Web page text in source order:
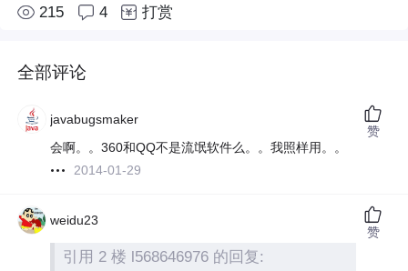
215 4 打赏
全部评论
javabugsmaker
会啊。。360和QQ不是流氓软件么。。我照样用。。
2014-01-29
赞
weidu23
引用 2 楼 l568646976 的回复:
赞